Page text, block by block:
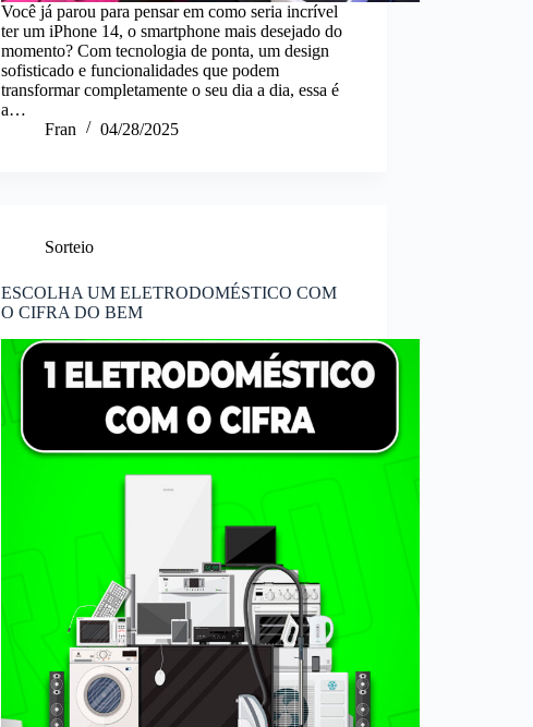
Você já parou para pensar em como seria incrível
ter um iPhone 14, o smartphone mais desejado do
momento? Com tecnologia de ponta, um design
sofisticado e funcionalidades que podem
transformar completamente o seu dia a dia, essa é
a…
Fran
04/28/2025
Sorteio
ESCOLHA UM ELETRODOMÉSTICO COM
O CIFRA DO BEM